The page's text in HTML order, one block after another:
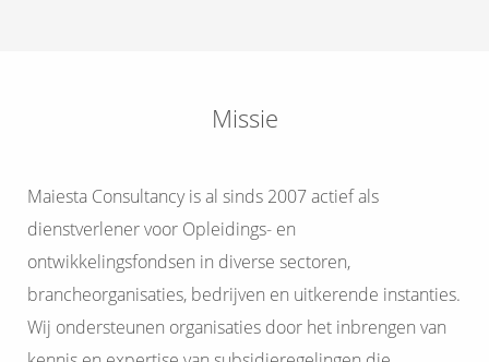
Missie
Maiesta Consultancy is al sinds 2007 actief als
dienstverlener voor Opleidings- en
ontwikkelingsfondsen in diverse sectoren,
brancheorganisaties, bedrijven en uitkerende instanties.
Wij ondersteunen organisaties door het inbrengen van
te
gebruikt
deze
kan de